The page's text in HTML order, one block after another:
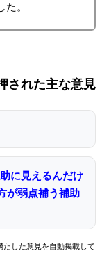
。
された主な意見
に見えるんだけ
が弱点補う補助
した意見を自動掲載して